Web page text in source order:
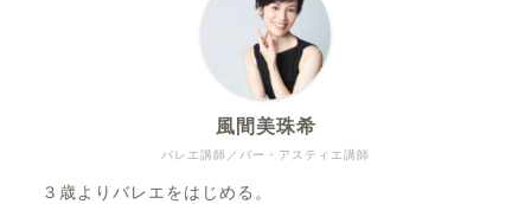
バレエ講師／バー・アスティエ講師
風間美珠希
３歳よりバレエをはじめる。